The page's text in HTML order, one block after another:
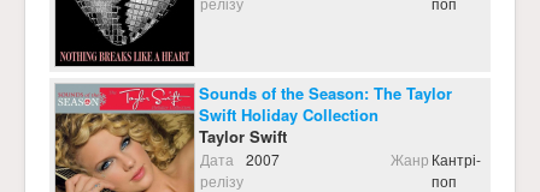
Sounds of the Season: The Taylor
Swift Holiday Collection
Taylor Swift
Дата
релізу
2007 Жанр Кантрі-
поп